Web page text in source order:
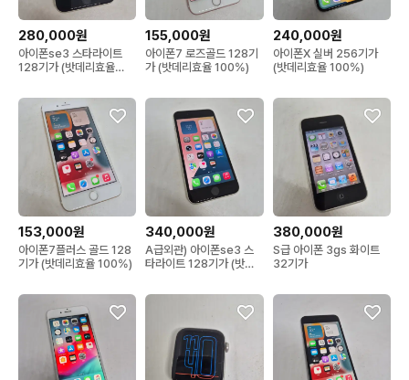
280,000원
아이폰se3 스타라이트
128기가 (밧데리효율
155,000원
아이폰7 로즈골드 128기
가 (밧데리효율 100%)
240,000원
아이폰X 실버 256기가
(밧데리효율 100%)
153,000원
아이폰7플러스 골드 128
기가 (밧데리효율 100%)
340,000원
A급외관) 아이폰se3 스
타라이트 128기가 (밧데
380,000원
S급 아이폰 3gs 화이트
32기가